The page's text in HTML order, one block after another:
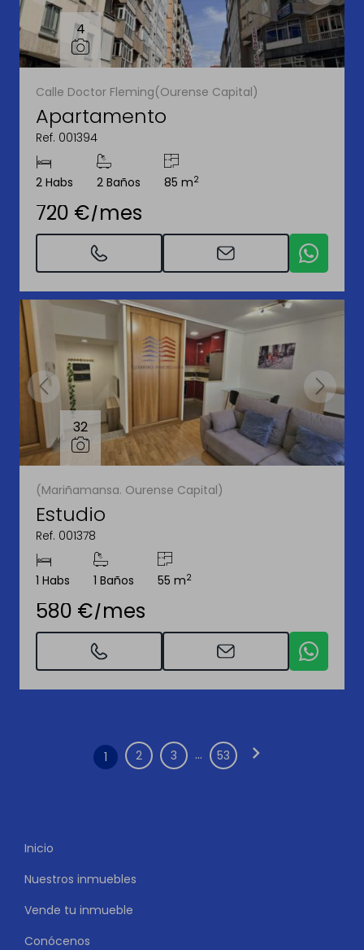
4
Calle Doctor Fleming(Ourense Capital)
Apartamento
Ref. 001394
2 Habs 2 Baños 85 m2
720 €/mes
32
(Mariñamansa. Ourense Capital)
Estudio
Ref. 001378
1 Habs 1 Baños 55 m2
580 €/mes
1 2 3 ... 53 chevron_right
Inicio
Nuestros inmuebles
Vende tu inmueble
Conócenos